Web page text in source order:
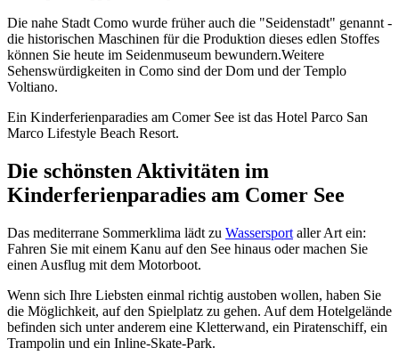
Die nahe Stadt Como wurde früher auch die "Seidenstadt" genannt -
die historischen Maschinen für die Produktion dieses edlen Stoffes
können Sie heute im Seidenmuseum bewundern.Weitere
Sehenswürdigkeiten in Como sind der Dom und der Templo
Voltiano.
Ein Kinderferienparadies am Comer See ist das Hotel Parco San
Marco Lifestyle Beach Resort.
Die schönsten Aktivitäten im
Kinderferienparadies am Comer See
Das mediterrane Sommerklima lädt zu Wassersport aller Art ein:
Fahren Sie mit einem Kanu auf den See hinaus oder machen Sie
einen Ausflug mit dem Motorboot.
Wenn sich Ihre Liebsten einmal richtig austoben wollen, haben Sie
die Möglichkeit, auf den Spielplatz zu gehen. Auf dem Hotelgelände
befinden sich unter anderem eine Kletterwand, ein Piratenschiff, ein
Trampolin und ein Inline-Skate-Park.